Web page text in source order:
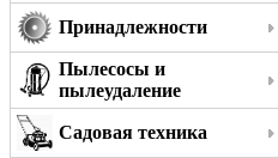
Принадлежности
Пылесосы и
пылеудаление
Садовая техника